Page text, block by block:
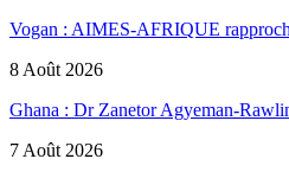
Vogan : AIMES-AFRIQUE
8 Août 2026
Ghana : Dr Zanetor Agyeman-
7 Août 2026